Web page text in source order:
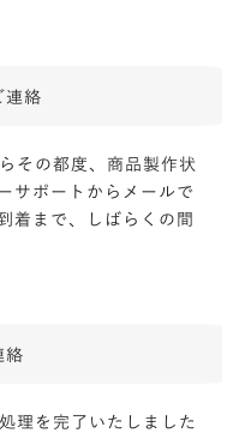
連絡
その都度、商品製作状
サポートからメールで
着まで、しばらくの間
絡
理を完了いたしました